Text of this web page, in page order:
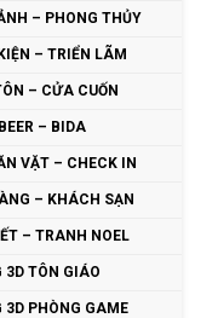
– PHONG THỦY
– TRIỂN LÃM
– CỬA CUỐN
– BIDA
VẶT – CHECK IN
– KHÁCH SẠN
– TRANH NOEL
3D TÔN GIÁO
3D PHÒNG GAME